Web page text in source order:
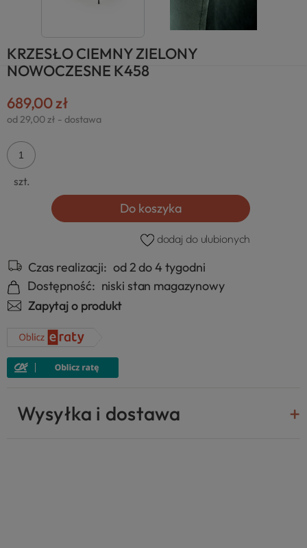
KRZESŁO CIEMNY ZIELONY
NOWOCZESNE K458
689,00 zł
od 29,00 zł - dostawa
szt.
Do koszyka
dodaj do ulubionych
Czas realizacji: od 2 do 4 tygodni
Dostępność: niski stan magazynowy
Zapytaj o produkt
Wysyłka i dostawa